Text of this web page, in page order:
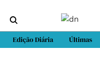
Edição Diária Últimas